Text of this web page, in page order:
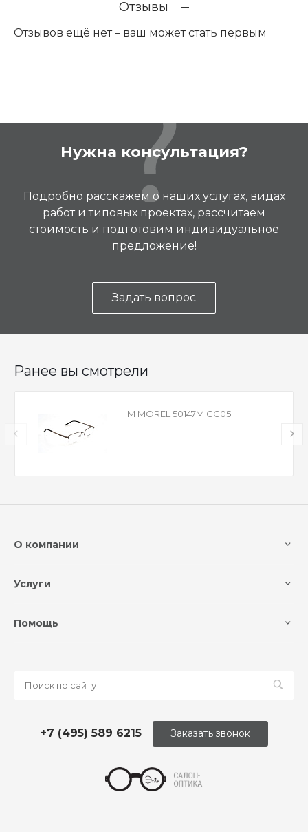
Отзывы
Отзывов ещё нет – ваш может стать первым
Нужна консультация?
Подробно расскажем о наших услугах, видах
работ и типовых проектах, рассчитаем
стоимость и подготовим индивидуальное
предложение!
Задать вопрос
Ранее вы смотрели
M MOREL 50147M GG05
О компании
Услуги
Помощь
+7 (495) 589 6215 Заказать звонок